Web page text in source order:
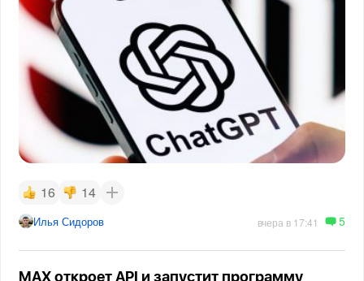
16 14
Илья Сидоров вчера в 17:41 5
MAX откроет API и запустит программу